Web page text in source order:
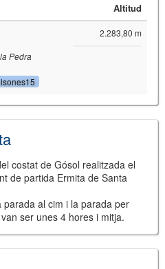
contributors
Cartogràfic i Geològic de
Altitud
Pedra
2.283,80 m
costat de Gósol realitzada el
de partida Ermita de Santa
al cim i la parada per
ser unes 4 hores i mitja.